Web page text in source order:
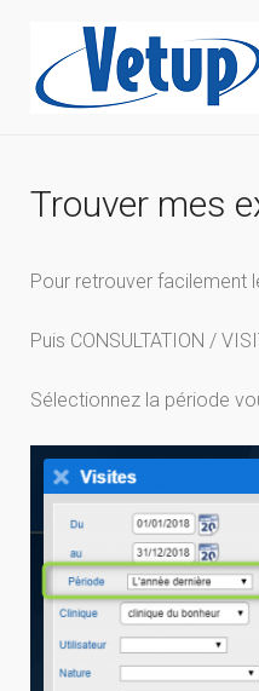
Trouver mes
Pour retrouver facilement
Puis CONSULTATION /
Sélectionnez la période